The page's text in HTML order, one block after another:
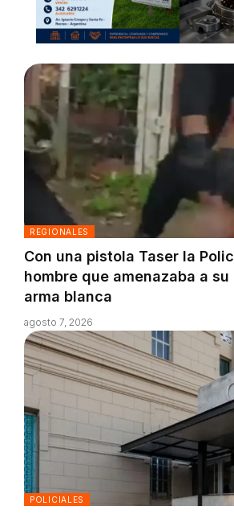
REGIONALES
Con una pistola Taser la
hombre que amenazaba a
arma blanca
agosto 7, 2026
POLICIALES